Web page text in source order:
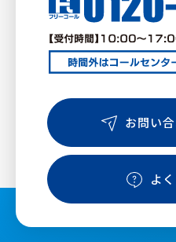
お問い
よ